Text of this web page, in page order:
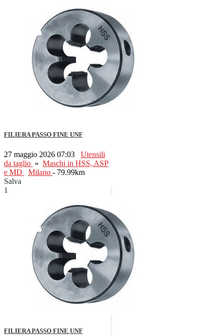
FILIERA PASSO FINE UNF
27 maggio 2026 07:03
Utensili
da taglio » Maschi in HSS, ASP
e MD
Milano - 79.99km
Salva
1
FILIERA PASSO FINE UNF